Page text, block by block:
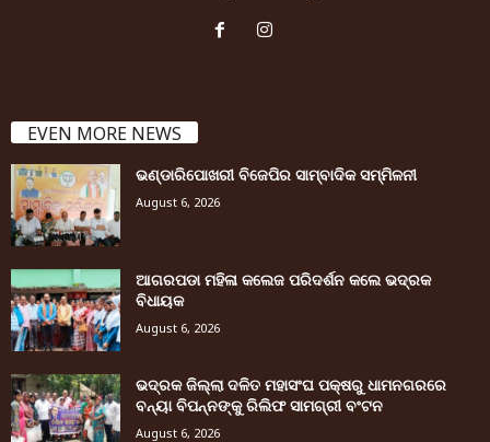
EVEN MORE NEWS
ଭଣ୍ଡାରିପୋଖରୀ ବିଜେପିର ସାମ୍ବାଦିକ ସମ୍ମିଳନୀ
August 6, 2026
ଆଗରପଡା ମହିଳା କଲେଜ ପରିଦର୍ଶନ କଲେ ଭଦ୍ରକ
ବିଧାୟକ
August 6, 2026
ଭଦ୍ରକ ଜିଲ୍ଲା ଦଳିତ ମହାସଂଘ ପକ୍ଷରୁ ଧାମନଗରରେ
ବନ୍ୟା ବିପନ୍ନଙ୍କୁ ରିଲିଫ ସାମଗ୍ରୀ ବଂଟନ
August 6, 2026